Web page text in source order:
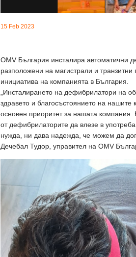
15 Feb 2023
OMV България инсталира автоматични
разположени на магистрали и
инициатива на компанията в България.
„Инсталирането на дефибрилатори на
здравето и благосъстоянието на
основен приоритет за нашата
от дефибрилаторите да влезе в
нужда, ни дава надежда, че можем да
Дечебал Тудор, управител на OMV